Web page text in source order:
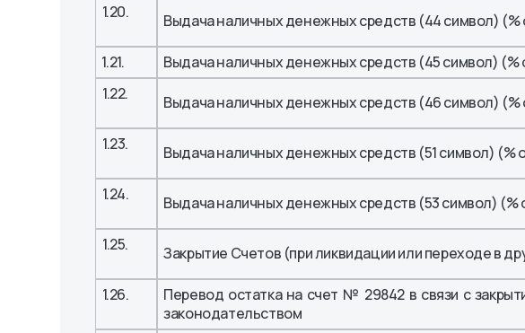
1.20. Выдача наличных денежных средств (44 символ) (%
1.21. Выдача наличных денежных средств (45 символ) (%
1.22.
Выдача наличных денежных средств (46 символ) (%
1.23. Выдача наличных денежных средств (51 символ) (%
1.24. Выдача наличных денежных средств (53 символ) (%
1.25. Закрытие Счетов (при ликвидации или переходе в
1.26.
Перевод остатка на счет № 29842 в связи с
законодательством